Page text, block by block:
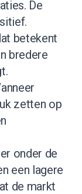
De
betekent
bredere
zetten op
onder de
een lagere
de markt